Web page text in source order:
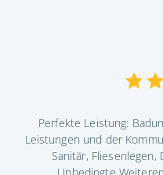
Perfekte Leistung:
Leistungen und der
Sanitär, Fliesenlegen,
Unbedingte